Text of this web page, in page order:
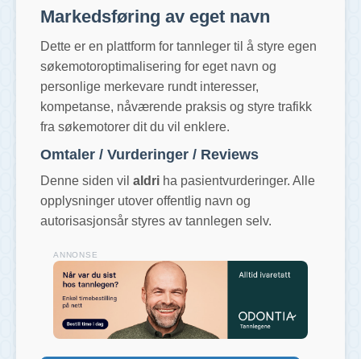
Markedsføring av eget navn
Dette er en plattform for tannleger til å styre egen
søkemotoroptimalisering for eget navn og
personlige merkevare rundt interesser,
kompetanse, nåværende praksis og styre trafikk
fra søkemotorer dit du vil enklere.
Omtaler / Vurderinger / Reviews
Denne siden vil aldri ha pasientvurderinger. Alle
opplysninger utover offentlig navn og
autorisasjonsår styres av tannlegen selv.
ANNONSE